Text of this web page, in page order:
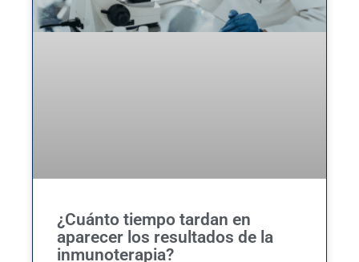
¿Cuánto tiempo tardan en
aparecer los resultados de la
inmunoterapia?